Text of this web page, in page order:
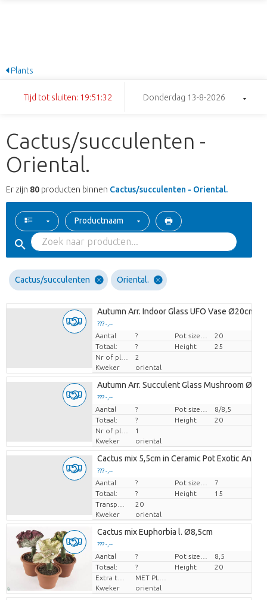
Plants
Tijd tot sluiten: 19:51:31 Donderdag 13-8-2026
Cactus/succulenten -
Oriental.
Er zijn 80 producten binnen Cactus/succulenten - Oriental.
Productnaam
Cactus/succulenten Oriental.
Autumn Arr. Indoor Glass UFO Vase Ø20cm
??? -,--
Prijs per stuk
Aantal ?
20
Totaal:
? Height
25
2
Kweker
oriental
Autumn Arr. Succulent Glass Mushroom
??? -,--
Prijs per stuk
Aantal ?
8/8,5
Totaal:
? Height
20
1
Kweker
oriental
Cactus mix 5,5cm in Ceramic Pot Exotic
??? -,--
Prijs per stuk
Aantal ?
7
Totaal:
? Height
15
20
Kweker
oriental
Cactus mix Euphorbia l. Ø8,5cm
??? -,--
Prijs per stuk
Aantal ?
8,5
Totaal:
? Height
20
Extra toevoegingen
Kweker
oriental